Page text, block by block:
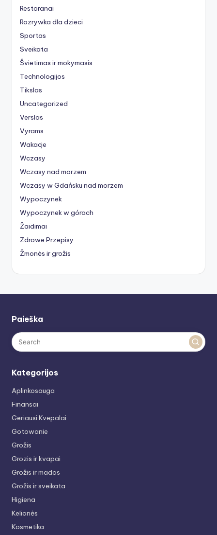
Restoranai
Rozrywka dla dzieci
Sportas
Sveikata
Švietimas ir mokymasis
Technologijos
Tikslas
Uncategorized
Verslas
Vyrams
Wakacje
Wczasy
Wczasy nad morzem
Wczasy w Gdańsku nad morzem
Wypoczynek
Wypoczynek w górach
Žaidimai
Zdrowe Przepisy
Žmonės ir grožis
Paieška
Kategorijos
Aplinkosauga
Finansai
Geriausi Kvepalai
Gotowanie
Grožis
Grozis ir kvapai
Grožis ir mados
Grožis ir sveikata
Higiena
Kelionės
Kosmetika